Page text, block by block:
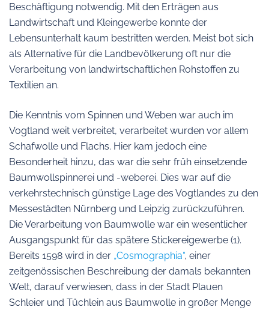
Beschäftigung notwendig. Mit den Erträgen aus
Landwirtschaft und Kleingewerbe konnte der
Lebensunterhalt kaum bestritten werden. Meist bot sich
als Alternative für die Landbevölkerung oft nur die
Verarbeitung von landwirtschaftlichen Rohstoffen zu
Textilien an.
Die Kenntnis vom Spinnen und Weben war auch im
Vogtland weit verbreitet, verarbeitet wurden vor allem
Schafwolle und Flachs. Hier kam jedoch eine
Besonderheit hinzu, das war die sehr früh einsetzende
Baumwollspinnerei und -weberei. Dies war auf die
verkehrstechnisch günstige Lage des Vogtlandes zu den
Messestädten Nürnberg und Leipzig zurückzuführen.
Die Verarbeitung von Baumwolle war ein wesentlicher
Ausgangspunkt für das spätere Stickereigewerbe (1).
Bereits 1598 wird in der „Cosmographia“, einer
zeitgenössischen Beschreibung der damals bekannten
Welt, darauf verwiesen, dass in der Stadt Plauen
Schleier und Tüchlein aus Baumwolle in großer Menge